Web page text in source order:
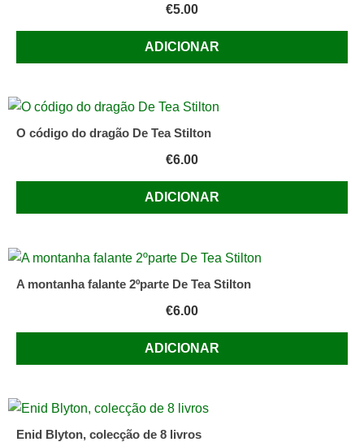
em
Português
(Brasil)
€5.00
ADICIONAR
O código do dragão De Tea Stilton
€6.00
ADICIONAR
A montanha falante 2ºparte De Tea Stilton
€6.00
ADICIONAR
Enid Blyton, colecção de 8 livros